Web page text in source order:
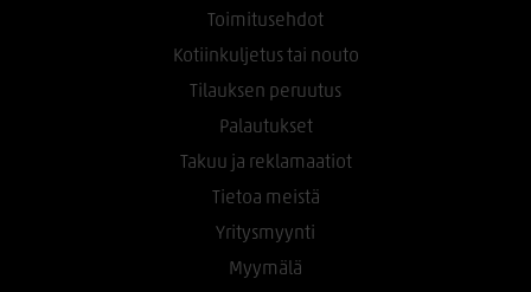
Toimitusehdot
Kotiinkuljetus tai nouto
Tilauksen peruutus
Palautukset
Takuu ja reklamaatiot
Tietoa meistä
Yritysmyynti
Myymälä